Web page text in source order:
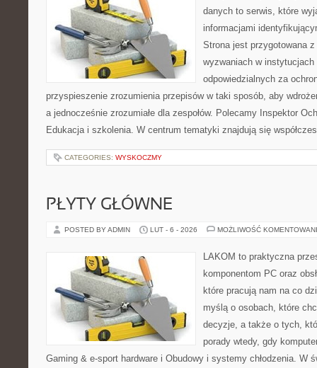
danych to serwis, które
informacjami
Strona jest przygotowana
wyzwaniach w instytucjach
odpowiedzialnych za
przyspieszenie zrozumienia przepisów w taki sposób, aby
a jednocześnie zrozumiałe dla zespołów. Polecamy Inspektor
Edukacja i szkolenia. W centrum tematyki znajdują się
CATEGORIES: WYSKOCZMY
PŁYTY GŁÓWNE
POSTED BY ADMIN LUT - 6 - 2026 MOŻLIWOŚĆ
LAKOM to praktyczna
komponentom PC oraz
które pracują nam na co
myślą o osobach, które
decyzje, a także o tych,
porady wtedy, gdy
Gaming & e-sport hardware i Obudowy i systemy chłodzenia. W